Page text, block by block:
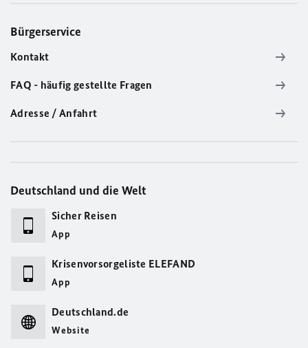
Bürgerservice
Kontakt
FAQ - häufig gestellte Fragen
Adresse / Anfahrt
Deutschland und die Welt
Sicher Reisen
App
Krisenvorsorgeliste ELEFAND
App
Deutschland.de
Website